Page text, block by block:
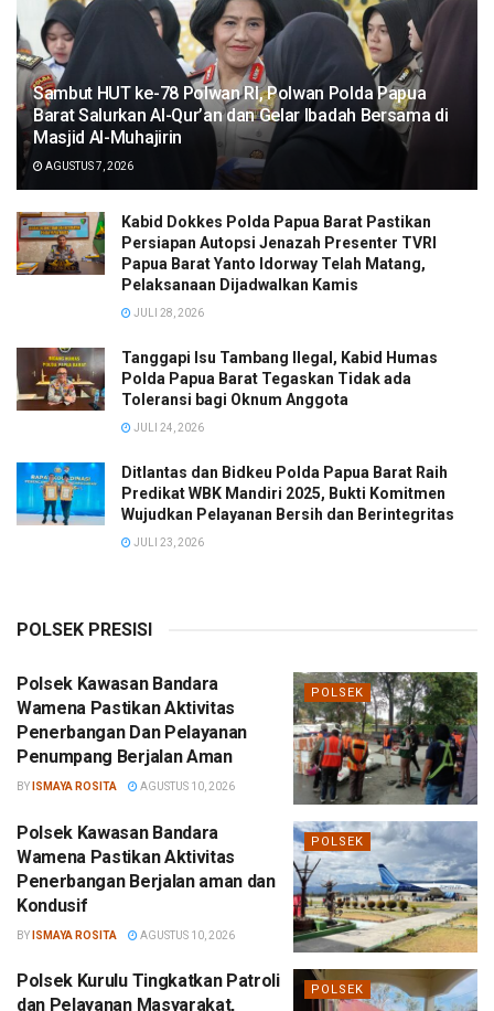
Sambut HUT ke-78 Polwan RI, Polwan Polda Papua
Barat Salurkan Al-Qur’an dan Gelar Ibadah Bersama di
Masjid Al-Muhajirin
AGUSTUS 7, 2026
Kabid Dokkes Polda Papua Barat Pastikan
Persiapan Autopsi Jenazah Presenter TVRI
Papua Barat Yanto Idorway Telah Matang,
Pelaksanaan Dijadwalkan Kamis
JULI 28, 2026
Tanggapi Isu Tambang Ilegal, Kabid Humas
Polda Papua Barat Tegaskan Tidak ada
Toleransi bagi Oknum Anggota
JULI 24, 2026
Ditlantas dan Bidkeu Polda Papua Barat Raih
Predikat WBK Mandiri 2025, Bukti Komitmen
Wujudkan Pelayanan Bersih dan Berintegritas
JULI 23, 2026
POLSEK PRESISI
POLSEK
Polsek Kawasan Bandara
Wamena Pastikan Aktivitas
Penerbangan Dan Pelayanan
Penumpang Berjalan Aman
BY ISMAYA ROSITA AGUSTUS 10, 2026
POLSEK
Polsek Kawasan Bandara
Wamena Pastikan Aktivitas
Penerbangan Berjalan aman dan
Kondusif
BY ISMAYA ROSITA AGUSTUS 10, 2026
POLSEK
Polsek Kurulu Tingkatkan Patroli
dan Pelayanan Masyarakat,